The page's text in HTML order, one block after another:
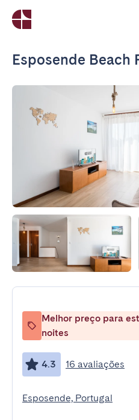
Esposende Beach
Melhor preço para
noites
4.3 16 avaliações
Esposende, Portugal